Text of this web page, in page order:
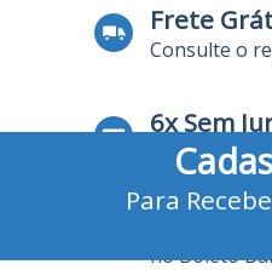
Frete
Consulte o
6x Sem
no Cartão
no Boleto
Para